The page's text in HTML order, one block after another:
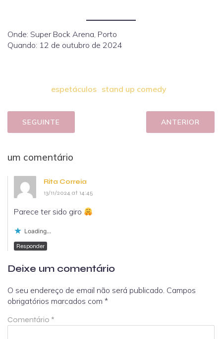
Onde: Super Bock Arena, Porto
Quando: 12 de outubro de 2024
espetáculos stand up comedy
SEGUINTE ANTERIOR
um comentário
Rita Correia
13/11/2024 at 14:45
Parece ter sido giro
Loading...
Responder
Deixe um comentário
O seu endereço de email não será publicado. Campos
obrigatórios marcados com *
Comentário *